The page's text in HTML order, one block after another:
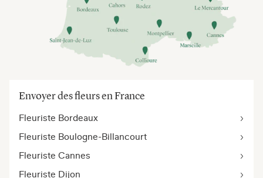
Envoyer des fleurs en France
Fleuriste Bordeaux
Fleuriste Boulogne-Billancourt
Fleuriste Cannes
Fleuriste Dijon